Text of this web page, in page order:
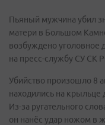
Пьяный мужчина убил
матери в Большом
возбуждено уголовное
на пресс-службу СУ СК
Убийство произошло 8
находились на крыльце
Из-за ругательного
он нанёс удар ножом в